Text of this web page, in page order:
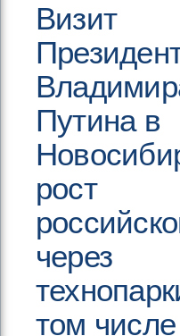
Визит
Путина в
рост
через
том